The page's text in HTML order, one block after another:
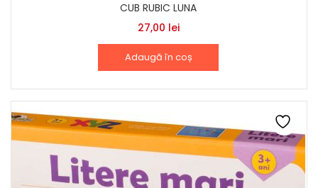
CUB RUBIC LUNA
27,00 lei
Adaugă în coș